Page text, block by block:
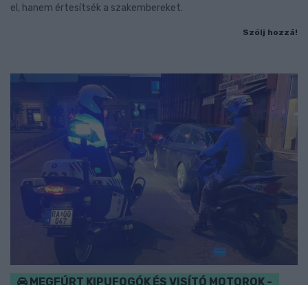
el, hanem értesítsék a szakembereket.
Szólj hozzá!
MEGFÚRT KIPUFOGÓK ÉS VISÍTÓ MOTOROK -